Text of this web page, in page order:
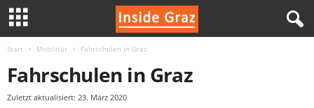
Start Mobilität Fahrschulen in Graz
Fahrschulen in Graz
Zuletzt aktualisiert: 23. März 2020